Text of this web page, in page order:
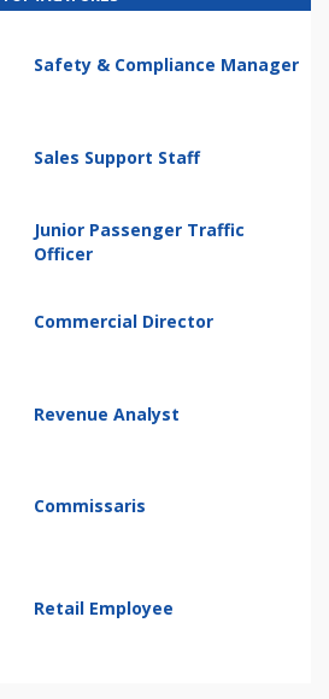
Safety & Compliance Manager
Sales Support Staff
Junior Passenger Traffic
Officer
Commercial Director
Revenue Analyst
Commissaris
Retail Employee